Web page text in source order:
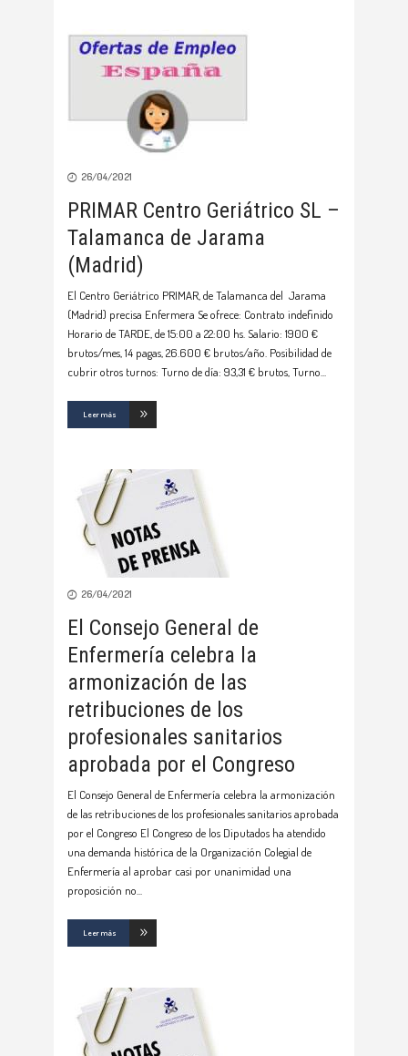
26/04/2021
PRIMAR Centro Geriátrico SL –
Talamanca de Jarama
(Madrid)
El Centro Geriátrico PRIMAR, de Talamanca del Jarama
(Madrid) precisa Enfermera Se ofrece: Contrato indefinido
Horario de TARDE, de 15:00 a 22:00 hs. Salario: 1900 €
brutos/mes, 14 pagas, 26.600 € brutos/año. Posibilidad de
cubrir otros turnos: Turno de día: 93,31 € brutos, Turno
Leer más
26/04/2021
El Consejo General de
Enfermería celebra la
armonización de las
retribuciones de los
profesionales sanitarios
aprobada por el Congreso
El Consejo General de Enfermería celebra la armonización
de las retribuciones de los profesionales sanitarios aprobada
por el Congreso El Congreso de los Diputados ha atendido
una demanda histórica de la Organización Colegial de
Enfermería al aprobar casi por unanimidad una
proposición no
Leer más